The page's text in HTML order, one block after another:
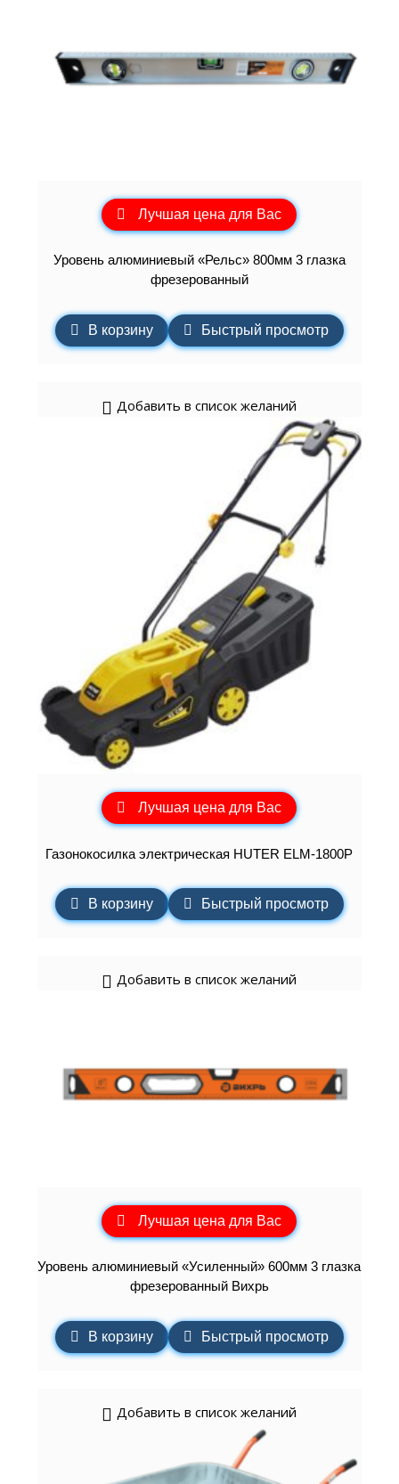
Лучшая цена для Вас
Уровень алюминиевый «Рельс» 800мм 3 глазка
фрезерованный
В корзину Быстрый просмотр
Добавить в список желаний
Лучшая цена для Вас
Газонокосилка электрическая HUTER ELM-1800P
В корзину Быстрый просмотр
Добавить в список желаний
Лучшая цена для Вас
Уровень алюминиевый «Усиленный» 600мм 3 глазка
фрезерованный Вихрь
В корзину Быстрый просмотр
Добавить в список желаний